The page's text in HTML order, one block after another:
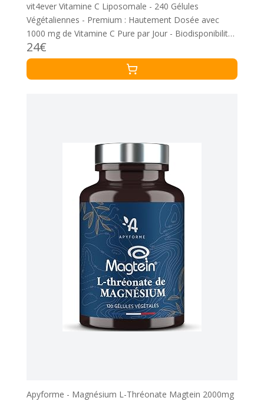
vit4ever Vitamine C Liposomale - 240 Gélules
Végétaliennes - Premium : Hautement Dosée avec
1000 mg de Vitamine C Pure par Jour - Biodisponibilité
Particulièrement Élevée
24€
Apyforme - Magnésium L-Thréonate Magtein 2000mg